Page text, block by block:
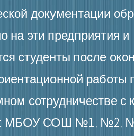
документации
на эти предприятия и
студенты после
работы
сотрудничестве с
МБОУ СОШ №1, №2,